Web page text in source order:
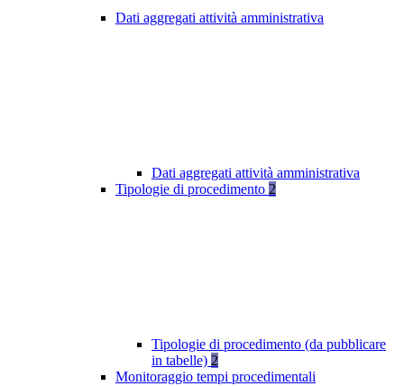
Dati aggregati attività amministrativa
Dati aggregati attività amministrativa
Tipologie di procedimento 2
Tipologie di procedimento (da pubblicare
in tabelle) 2
Monitoraggio tempi procedimentali